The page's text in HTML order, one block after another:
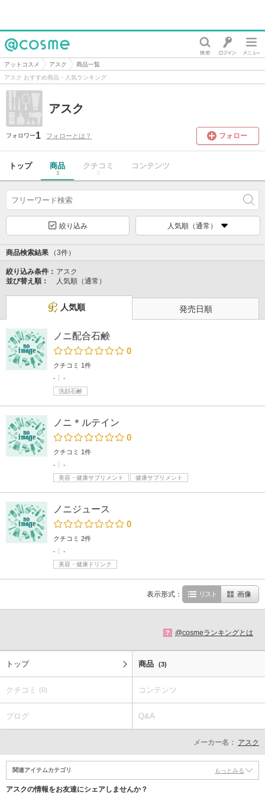
@cosme
アットコスメ アスク
商品一覧
アスク おすすめ商品・人気ランキング
アスク
フォロワー1 フォローとは？ フォロー
トップ 商品
3
クチコミ
0
コンテンツ
絞り込み 人気順（通常）
商品検索結果 （3件）
絞り込み条件： アスク
並び替え順：
人気順（通常）
人気順 発売日順
ノニ配合石鹸
0
クチコミ 1件
-
-
洗顔石鹸
ノニ＊ルテイン
0
クチコミ 1件
-
-
美容・健康サプリメント
健康サプリメント
ノニジュース
0
クチコミ 2件
-
-
美容・健康ドリンク
表示形式： リスト 画像
? @cosmeランキングとは
トップ 商品 (3)
クチコミ (0) コンテンツ
ブログ Q&A
メーカー名： アスク
関連アイテムカテゴリ もっとみる
アスクの情報をお友達にシェアしませんか？